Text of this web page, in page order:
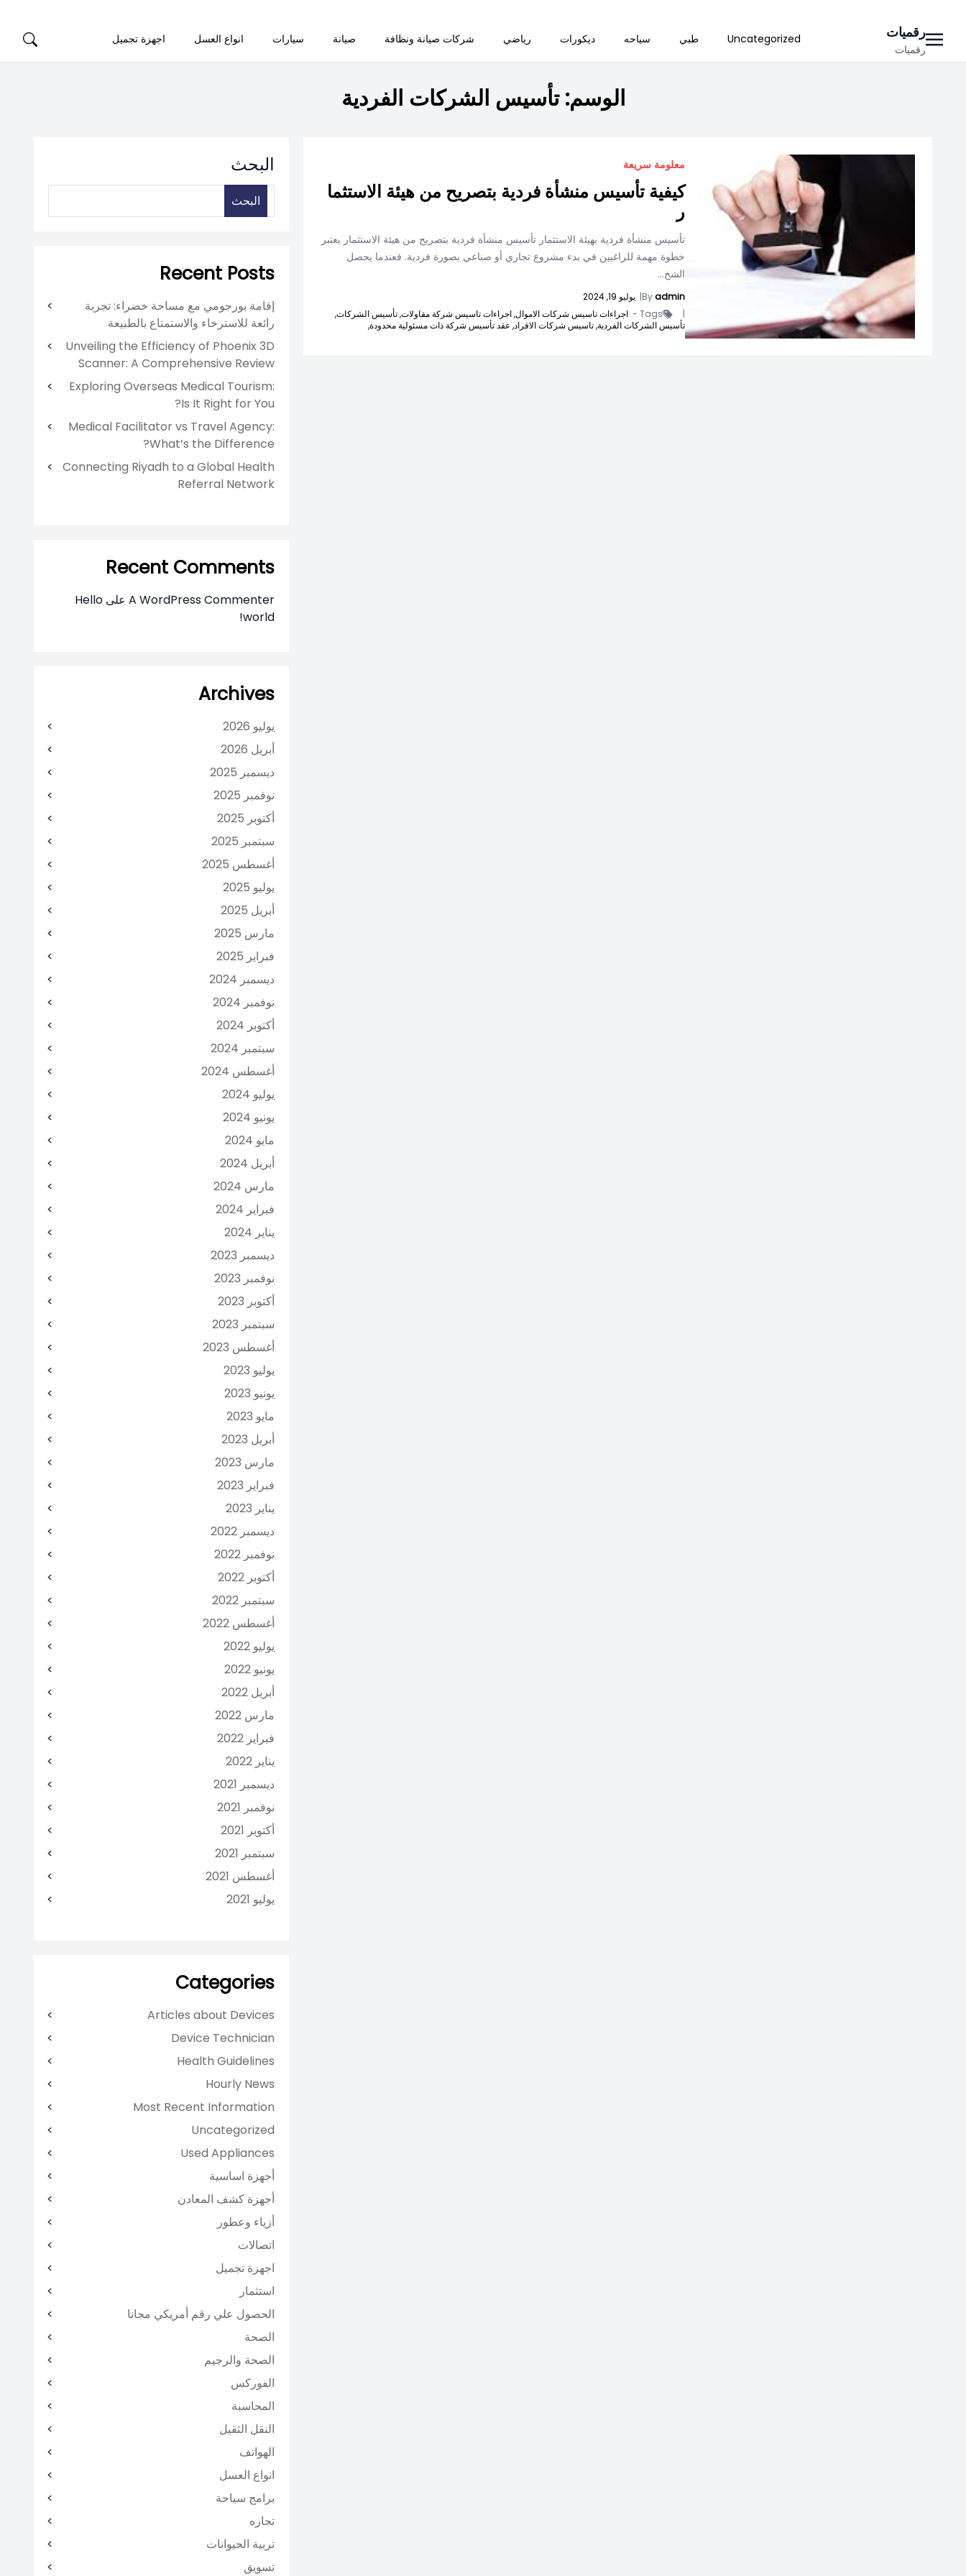
content
رقميات
رقميات
Uncategorized طبي سياحه ديكورات رياضي شركات صيانة ونظافة صيانة سيارات انواع العسل اجهزة تجميل
الوسم:تأسيس الشركات الفردية
معلومة سريعة
كيفية تأسيس منشأة فردية بتصريح من هيئة الاستثما
ر
تأسيس منشأة فردية بهيئة الاستثمار تأسيس منشأة فردية بتصريح من هيئة الاستثمار يعتبر
خطوة مهمة للراغبين في بدء مشروع تجاري أو صناعي بصورة فردية. فعندما يحصل
الشخ...
Byadmin
| يوليو 19, 2024
|
Tags - اجراءات تاسيس شركات الاموال,اجراءات تاسيس شركة مقاولات,تأسيس الشركات,
تأسيس الشركات الفردية,تاسيس شركات الافراد, عقد تأسيس شركة ذات مسئولية محدودة,
البحث
البحث
Recent Posts
إقامة بورجومي مع مساحة خضراء: تجربة
رائعة للاسترخاء والاستمتاع بالطبيعة
Unveiling the Efficiency of Phoenix 3D
Scanner: A Comprehensive Review
Exploring Overseas Medical Tourism:
Is It Right for You?
Medical Facilitator vs Travel Agency:
What’s the Difference?
Connecting Riyadh to a Global Health
Referral Network
Recent Comments
A WordPress Commenter على Hello
world!
Archives
يوليو 2026
أبريل 2026
ديسمبر 2025
نوفمبر 2025
أكتوبر 2025
سبتمبر 2025
أغسطس 2025
يوليو 2025
أبريل 2025
مارس 2025
فبراير 2025
ديسمبر 2024
نوفمبر 2024
أكتوبر 2024
سبتمبر 2024
أغسطس 2024
يوليو 2024
يونيو 2024
مايو 2024
أبريل 2024
مارس 2024
فبراير 2024
يناير 2024
ديسمبر 2023
نوفمبر 2023
أكتوبر 2023
سبتمبر 2023
أغسطس 2023
يوليو 2023
يونيو 2023
مايو 2023
أبريل 2023
مارس 2023
فبراير 2023
يناير 2023
ديسمبر 2022
نوفمبر 2022
أكتوبر 2022
سبتمبر 2022
أغسطس 2022
يوليو 2022
يونيو 2022
أبريل 2022
مارس 2022
فبراير 2022
يناير 2022
ديسمبر 2021
نوفمبر 2021
أكتوبر 2021
سبتمبر 2021
أغسطس 2021
يوليو 2021
Categories
Articles about Devices
Device Technician
Health Guidelines
Hourly News
Most Recent Information
Uncategorized
Used Appliances
أجهزة اساسية
أجهزة كشف المعادن
أزياء وعطور
اتصالات
اجهزة تجميل
استثمار
الحصول علي رقم أمريكي مجانا
الصحة
الصحة والرجيم
الفوركس
المحاسبة
النقل الثقيل
الهواتف
انواع العسل
برامج سياحة
تجاره
تربية الحيوانات
تسويق